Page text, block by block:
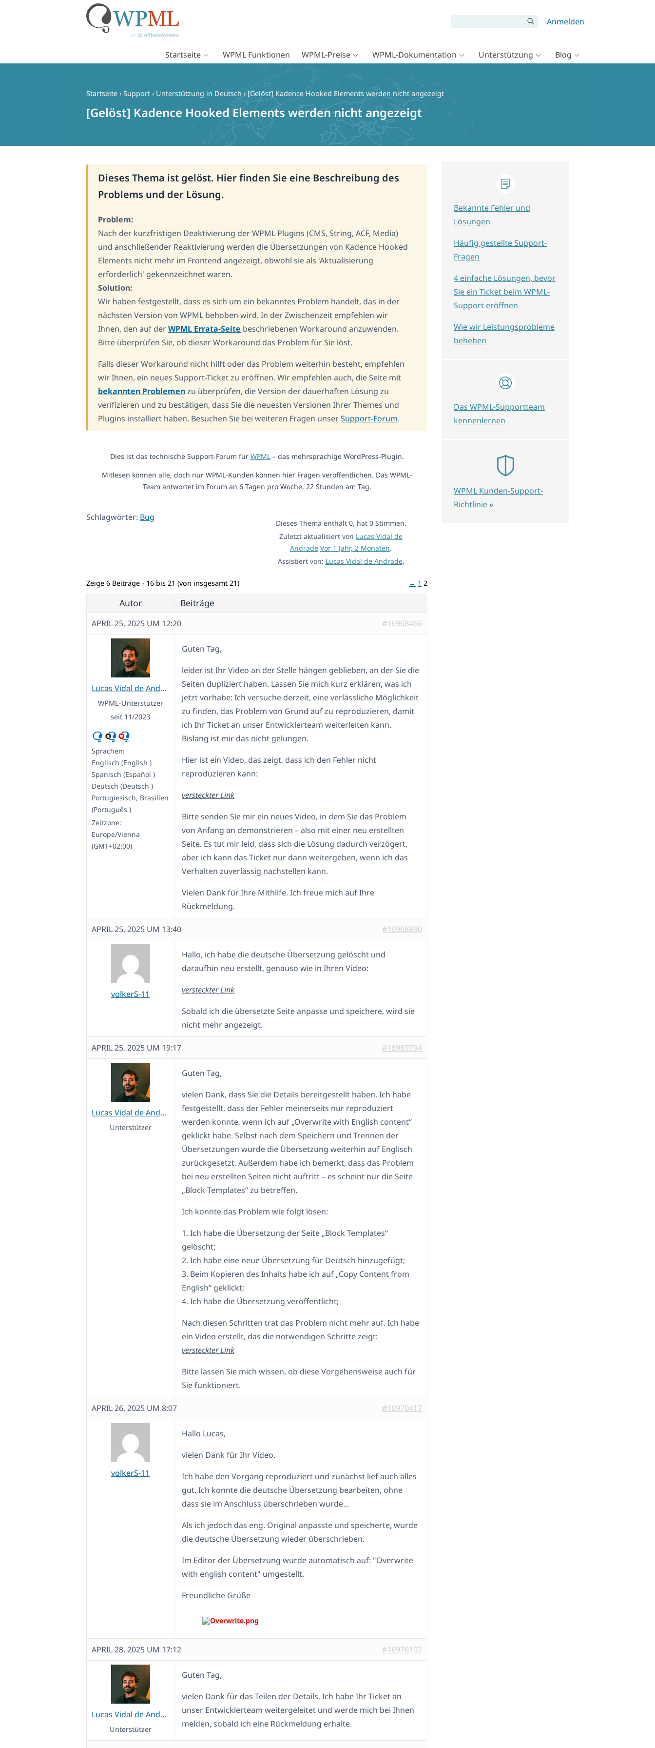
Anmelden
Startseite WPML Funktionen WPML-Preise WPML-Dokumentation Unterstützung Blog
Startseite › Support › Unterstützung in Deutsch › [Gelöst] Kadence Hooked Elements werden nicht angezeigt
[Gelöst] Kadence Hooked Elements werden nicht angezeigt
Dieses Thema ist gelöst. Hier finden Sie eine Beschreibung des
Problems und der Lösung.
Problem:
Nach der kurzfristigen Deaktivierung der WPML Plugins (CMS, String, ACF, Media)
und anschließender Reaktivierung werden die Übersetzungen von Kadence Hooked
Elements nicht mehr im Frontend angezeigt, obwohl sie als 'Aktualisierung
erforderlich' gekennzeichnet waren.
Solution:
Wir haben festgestellt, dass es sich um ein bekanntes Problem handelt, das in der
nächsten Version von WPML behoben wird. In der Zwischenzeit empfehlen wir
Ihnen, den auf derWPML Errata-Seite beschriebenen Workaround anzuwenden.
Bitte überprüfen Sie, ob dieser Workaround das Problem für Sie löst.
Falls dieser Workaround nicht hilft oder das Problem weiterhin besteht, empfehlen
wir Ihnen, ein neues Support-Ticket zu eröffnen. Wir empfehlen auch, die Seite mit
bekannten Problemenzu überprüfen, die Version der dauerhaften Lösung zu
verifizieren und zu bestätigen, dass Sie die neuesten Versionen Ihrer Themes und
Plugins installiert haben. Besuchen Sie bei weiteren Fragen unserSupport-Forum.
Dies ist das technische Support-Forum für WPML– das mehrsprachige WordPress-Plugin.
Mitlesen können alle, doch nur WPML-Kunden können hier Fragen veröffentlichen. Das WPML-
Team antwortet im Forum an 6 Tagen pro Woche, 22 Stunden am Tag.
Schlagwörter: Bug
Dieses Thema enthält 0, hat 0 Stimmen.
Zuletzt aktualisiert von Lucas Vidal de
Andrade Vor 1 Jahr, 2 Monaten.
Assistiert von: Lucas Vidal de Andrade.
Zeige 6 Beiträge - 16 bis 21 (von insgesamt 21) ← 1 2
Autor Beiträge
APRIL 25, 2025 UM 12:20 #16968466
Lucas Vidal de Andrade
WPML-Unterstützer
seit 11/2023
Sprachen:
Englisch (English )
Spanisch (Español )
Deutsch (Deutsch )
Portugiesisch, Brasilien
(Português )
Zeitzone:
Europe/Vienna
(GMT+02:00)
Guten Tag,
leider ist Ihr Video an der Stelle hängen geblieben, an der Sie die
Seiten dupliziert haben. Lassen Sie mich kurz erklären, was ich
jetzt vorhabe: Ich versuche derzeit, eine verlässliche Möglichkeit
zu finden, das Problem von Grund auf zu reproduzieren, damit
ich Ihr Ticket an unser Entwicklerteam weiterleiten kann.
Bislang ist mir das nicht gelungen.
Hier ist ein Video, das zeigt, dass ich den Fehler nicht
reproduzieren kann:
versteckter Link
Bitte senden Sie mir ein neues Video, in dem Sie das Problem
von Anfang an demonstrieren – also mit einer neu erstellten
Seite. Es tut mir leid, dass sich die Lösung dadurch verzögert,
aber ich kann das Ticket nur dann weitergeben, wenn ich das
Verhalten zuverlässig nachstellen kann.
Vielen Dank für Ihre Mithilfe. Ich freue mich auf Ihre
Rückmeldung.
APRIL 25, 2025 UM 13:40 #16968890
volkerS-11
Hallo, ich habe die deutsche Übersetzung gelöscht und
daraufhin neu erstellt, genauso wie in Ihren Video:
versteckter Link
Sobald ich die übersetzte Seite anpasse und speichere, wird sie
nicht mehr angezeigt.
APRIL 25, 2025 UM 19:17 #16969794
Lucas Vidal de Andrade
Unterstützer
Guten Tag,
vielen Dank, dass Sie die Details bereitgestellt haben. Ich habe
festgestellt, dass der Fehler meinerseits nur reproduziert
werden konnte, wenn ich auf „Overwrite with English content“
geklickt habe. Selbst nach dem Speichern und Trennen der
Übersetzungen wurde die Übersetzung weiterhin auf Englisch
zurückgesetzt. Außerdem habe ich bemerkt, dass das Problem
bei neu erstellten Seiten nicht auftritt – es scheint nur die Seite
„Block Templates“ zu betreffen.
Ich konnte das Problem wie folgt lösen:
1. Ich habe die Übersetzung der Seite „Block Templates“
gelöscht;
2. Ich habe eine neue Übersetzung für Deutsch hinzugefügt;
3. Beim Kopieren des Inhalts habe ich auf „Copy Content from
English“ geklickt;
4. Ich habe die Übersetzung veröffentlicht;
Nach diesen Schritten trat das Problem nicht mehr auf. Ich habe
ein Video erstellt, das die notwendigen Schritte zeigt:
versteckter Link
Bitte lassen Sie mich wissen, ob diese Vorgehensweise auch für
Sie funktioniert.
APRIL 26, 2025 UM 8:07 #16970417
volkerS-11
Hallo Lucas,
vielen Dank für Ihr Video.
Ich habe den Vorgang reproduziert und zunächst lief auch alles
gut. Ich konnte die deutsche Übersetzung bearbeiten, ohne
dass sie im Anschluss überschrieben wurde...
Als ich jedoch das eng. Original anpasste und speicherte, wurde
die deutsche Übersetzung wieder überschrieben.
Im Editor der Übersetzung wurde automatisch auf: "Overwrite
with english content" umgestellt.
Freundliche Grüße
APRIL 28, 2025 UM 17:12 #16976102
Lucas Vidal de Andrade
Unterstützer
Guten Tag,
vielen Dank für das Teilen der Details. Ich habe Ihr Ticket an
unser Entwicklerteam weitergeleitet und werde mich bei Ihnen
melden, sobald ich eine Rückmeldung erhalte.
Bekannte Fehler und
Lösungen
Häufig gestellte Support-
Fragen
4 einfache Lösungen, bevor
Sie ein Ticket beim WPML-
Support eröffnen
Wie wir Leistungsprobleme
beheben
Das WPML-Supportteam
kennenlernen
WPML Kunden-Support-
Richtlinie »